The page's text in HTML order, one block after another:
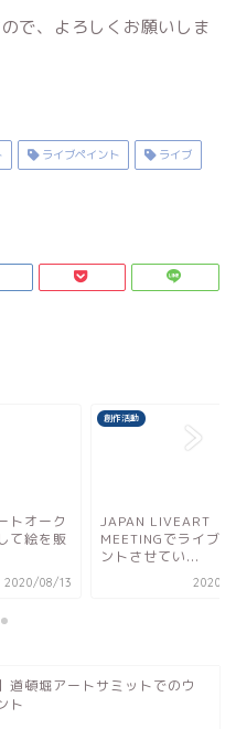
で、よろしくお願いしま
ライブペイント ライブ
トオーク
て絵を販
2020/08/13
創作活動
JAPAN LIVEART
MEETINGでライブ
ントさせてい...
2020/
道頓堀アートサミットでのウ
ト